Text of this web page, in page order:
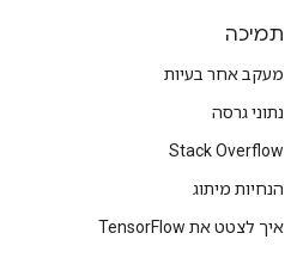
תמיכה
מעקב אחר בעיות
נתוני גרסה
Stack Overflow
הנחיות מיתוג
איך לצטט את TensorFlow